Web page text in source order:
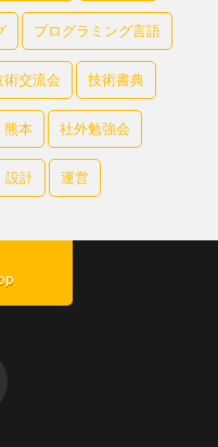
プログラミング言語
術交流会 技術書典
熊本 社外勉強会
設計 運営